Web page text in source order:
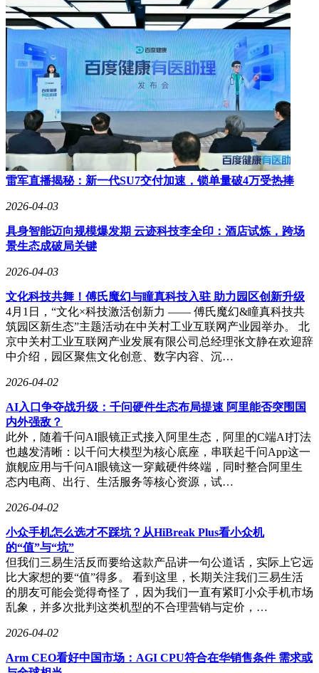
这些测试案例表明，AI编程工具的能力边界正在不断扩展。
从视频内容解析到复杂代码库理解，从界面设计到功能实现，
Qwen3.6的进化标志着Agentic Coding模式进入实用阶段。这种
转变与行业报告数据相呼应——目前已有60%的开发者在日常
工作中使用AI工具，但真正实现全流程自主开发的比例不足
20%。
阿里巴巴近期进行的组织架构调整，为模型研发提供了更系统
的支持。新成立的ATH事业群整合了模型研发、平台建设和应
用开发团队，形成从基础能力到商业落地的完整链条。这种战
略布局，配合Qwen系列模型在性价比、迭代速度和生态兼容
性方面的优势，为国产AI工具在编程领域占据一席之地创造
目前，新模型已通过阿里云百炼平台提供API服务，并接入悟
空、Qoder和Qwen Chat等应用。开发者和普通用户均可通过
这些渠道体验最新功能，实际检验模型是否符合自身需求。这
种开放态度，或将推动AI编程工具从专业领域向大众市场加
雷军直播揭秘：新一代SU7交付加速，锁单量破4万受热捧
2026-04-03
具身智能迈向规模爆发期 云迹科技李全印：酒店试炼，跨场
景生态成破局关键
2026-04-03
文化科技共舞！傅氏魔幻与瞳真科技入驻 助力园区创新升级
4月1日，“文化×科技激活创新力 —— 傅氏魔幻&瞳真科技共
筑园区新生态”主题活动在中关村工业互联网产业园举办。 北
京中关村工业互联网产业发展有限公司总经理张文静在欢迎辞
中介绍，园区聚焦文化创意、数字内容、沉…
2026-04-02
AI入口争夺战升级：千问硬件生态布局提速 阿里能否突围国
内外强敌？
此外，随着千问AI眼镜正式接入阿里生态，阿里的C端AI打法
也越发清晰：以千问大模型为核心底座，串联起千问App这一
旗舰应用与千问AI眼镜这一穿戴硬件终端，同时整合阿里生
态内电商、出行、生活服务等核心资源，试…
2026-04-02
小众手机怎么选才不踩坑？从HiBreak Plus看小众机
的“值”与“坑”
但我们三易生活反而要给这款产品讲一句公道话，实际上它远
比大家想的要“值”得多。 看到这里，长期关注我们三易生活
的朋友可能会觉得奇怪了，因为我们一直有紧盯小众手机市场
乱象，并多次批判这类机型的不合理营销与定价，…
2026-04-02
Arm CEO看好中国市场：AGI CPU符合在华销售条件 需求或